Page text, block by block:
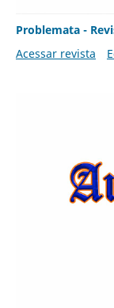
Problemata -
Acessar revista